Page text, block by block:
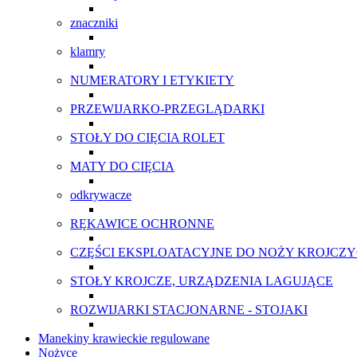
znaczniki
klamry
NUMERATORY I ETYKIETY
PRZEWIJARKO-PRZEGLĄDARKI
STOŁY DO CIĘCIA ROLET
MATY DO CIĘCIA
odkrywacze
RĘKAWICE OCHRONNE
CZĘŚCI EKSPLOATACYJNE DO NOŻY
STOŁY KROJCZE, URZĄDZENIA LAGUJĄCE
ROZWIJARKI STACJONARNE - STOJAKI
Manekiny krawieckie regulowane
Nożyce